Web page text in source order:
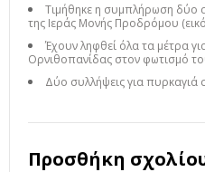
Τιμήθηκε η συμπλήρωση δύο
της Ιεράς Μονής Προδρόμου
Έχουν ληφθεί όλα τα μέτρα
Ορνιθοπανίδας στον φωτισμό
Δύο συλλήψεις για πυρκαγιά
Προσθήκη